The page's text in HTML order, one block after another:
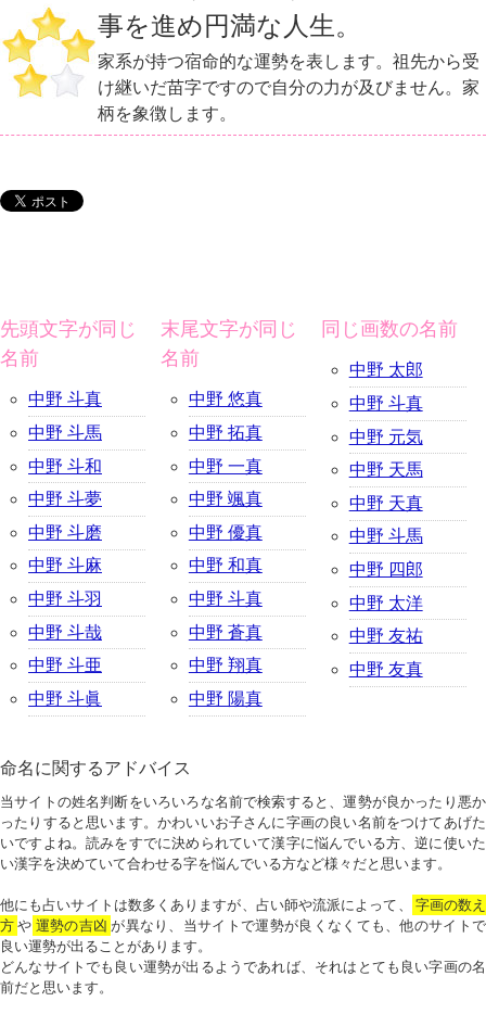
事を進め円満な人生。
家系が持つ宿命的な運勢を表します。祖先から受
け継いだ苗字ですので自分の力が及びません。家
柄を象徴します。
先頭文字が同じ
名前
中野 斗真
中野 斗馬
中野 斗和
中野 斗夢
中野 斗磨
中野 斗麻
中野 斗羽
中野 斗哉
中野 斗亜
中野 斗眞
末尾文字が同じ
名前
中野 悠真
中野 拓真
中野 一真
中野 颯真
中野 優真
中野 和真
中野 斗真
中野 蒼真
中野 翔真
中野 陽真
同じ画数の名前
中野 太郎
中野 斗真
中野 元気
中野 天馬
中野 天真
中野 斗馬
中野 四郎
中野 太洋
中野 友祐
中野 友真
命名に関するアドバイス
当サイトの姓名判断をいろいろな名前で検索すると、運勢が良かったり悪か
ったりすると思います。かわいいお子さんに字画の良い名前をつけてあげた
いですよね。読みをすでに決められていて漢字に悩んでいる方、逆に使いた
い漢字を決めていて合わせる字を悩んでいる方など様々だと思います。
他にも占いサイトは数多くありますが、占い師や流派によって、
字画の数え
方 や 運勢の吉凶 が異なり、当サイトで運勢が良くなくても、他のサイトで
良い運勢が出ることがあります。
どんなサイトでも良い運勢が出るようであれば、それはとても良い字画の名
前だと思います。